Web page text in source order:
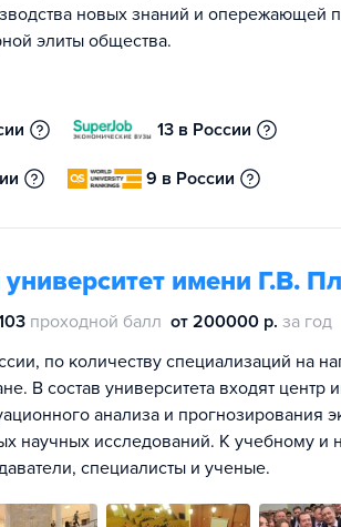
новых знаний и опережающей
элиты общества.
13 в России
9 в России
имени Г.В.
проходной балл от 200000 р. за год
по количеству специализаций на
В состав университета входят центр
анализа и прогнозирования
научных исследований. К учебному и
специалисты и ученые.